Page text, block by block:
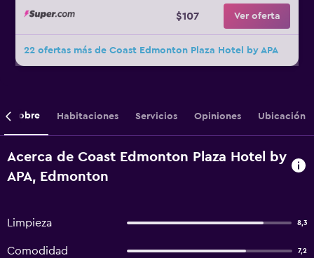
$107 Ver oferta
22 ofertas más de Coast Edmonton Plaza Hotel by APA
Sobre Habitaciones Servicios Opiniones Ubicación
Acerca de Coast Edmonton Plaza Hotel by
APA, Edmonton
Limpieza 8,3
Comodidad 7,2